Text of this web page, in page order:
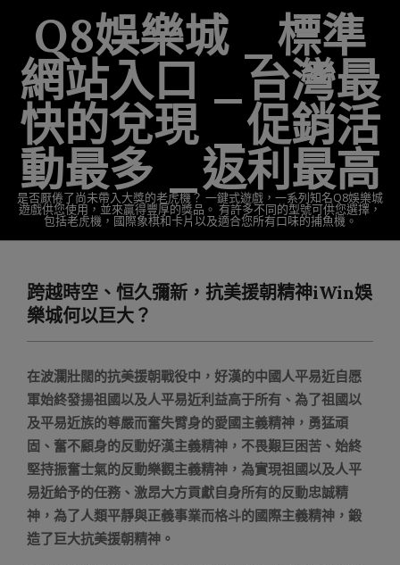
contentQ8娛樂城 _標準
網站入口 _台灣最
快的兌現 _促銷活
動最多 _返利最高
是否厭倦了尚未帶入大獎的老虎機？ 一鍵式遊戲，一系列知名Q8娛樂城
遊戲供您使用，並來贏得豐厚的獎品。 有許多不同的型號可供您選擇，
包括老虎機，國際象棋和卡片以及適合您所有口味的捕魚機。
Menu跨越時空、恒久彌新，抗美援朝精神iWin娛
樂城何以巨大？
在波瀾壯闊的抗美援朝戰役中，好漢的中國人平易近自愿
軍始終發揚祖國以及人平易近利益高于所有、為了祖國以
及平易近族的尊嚴而奮失臂身的愛國主義精神，勇猛頑
固、奮不顧身的反動好漢主義精神，不畏艱巨困苦、始終
堅持振奮士氣的反動樂觀主義精神，為實現祖國以及人平
易近給予的任務、激昂大方貢獻自身所有的反動忠誠精
神，為了人類平靜與正義事業而格斗的國際主義精神，鍛
造了巨大抗美援朝精神。